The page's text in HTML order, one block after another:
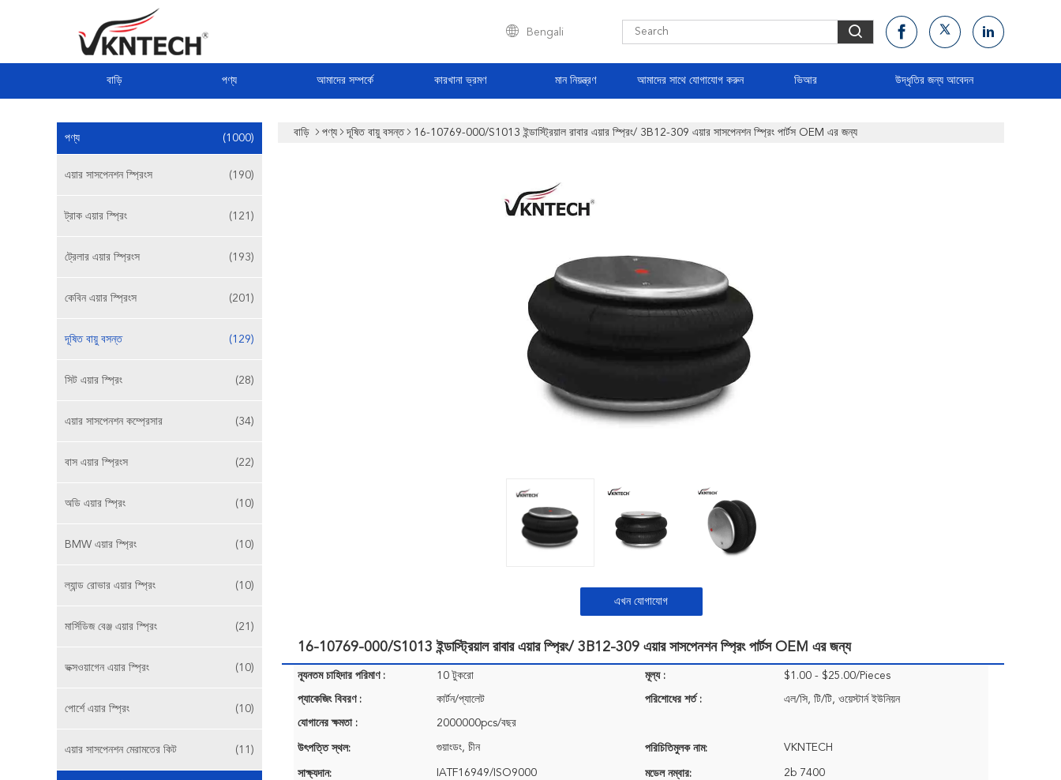
Bengali
বাড়ি পণ্য আমাদের সম্পর্কে কারখানা ভ্রমণ মান নিয়ন্ত্রণ আমাদের সাথে যোগাযোগ করুন ভিআর উদ্ধৃতির জন্য আবেদন
পণ্য (1000)
এয়ার সাসপেনশন স্প্রিংস (190)
ট্রাক এয়ার স্প্রিং (121)
ট্রেলার এয়ার স্প্রিংস (193)
কেবিন এয়ার স্প্রিংস (201)
দূষিত বায়ু বসন্ত (129)
সিট এয়ার স্প্রিং (28)
এয়ার সাসপেনশন কম্প্রেসার (34)
বাস এয়ার স্প্রিংস (22)
অডি এয়ার স্প্রিং (10)
BMW এয়ার স্প্রিং (10)
ল্যান্ড রোভার এয়ার স্প্রিং (10)
মার্সিডিজ বেঞ্জ এয়ার স্প্রিং (21)
ভক্সওয়াগেন এয়ার স্প্রিং (10)
পোর্শে এয়ার স্প্রিং (10)
এয়ার সাসপেনশন মেরামতের কিট (11)
বাড়ি পণ্য দূষিত বায়ু বসন্ত 16-10769-000/S1013 ইন্ডাস্ট্রিয়াল রাবার এয়ার স্প্রিং/ 3B12-309 এয়ার সাসপেনশন স্প্রিং পার্টস OEM এর জন্য
এখন যোগাযোগ
16-10769-000/S1013 ইন্ডাস্ট্রিয়াল রাবার এয়ার স্প্রিং/ 3B12-309 এয়ার সাসপেনশন স্প্রিং পার্টস OEM এর জন্য
ন্যূনতম চাহিদার পরিমাণ : 10 টুকরো মূল্য : $1.00 - $25.00/Pieces
প্যাকেজিং বিবরণ : কার্টন/প্যালেট পরিশোধের শর্ত : এল/সি, টি/টি, ওয়েস্টার্ন ইউনিয়ন
যোগানের ক্ষমতা : 2000000pcs/বছর
উৎপত্তি স্থল: গুয়াংডং, চীন পরিচিতিমুলক নাম: VKNTECH
সাক্ষ্যদান: IATF16949/ISO9000 মডেল নম্বার: 2b 7400